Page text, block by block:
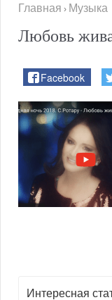
Главная › Музыка
Любовь
Facebook
Интересная